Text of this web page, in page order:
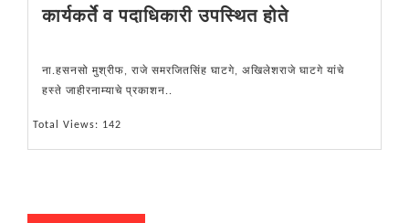
कार्यकर्ते व पदाधिकारी उपस्थित होते
ना.हसनसो मुश्रीफ, राजे समरजितसिंह घाटगे, अखिलेशराजे घाटगे यांचे
हस्ते जाहीरनाम्याचे प्रकाशन..
Total Views: 142